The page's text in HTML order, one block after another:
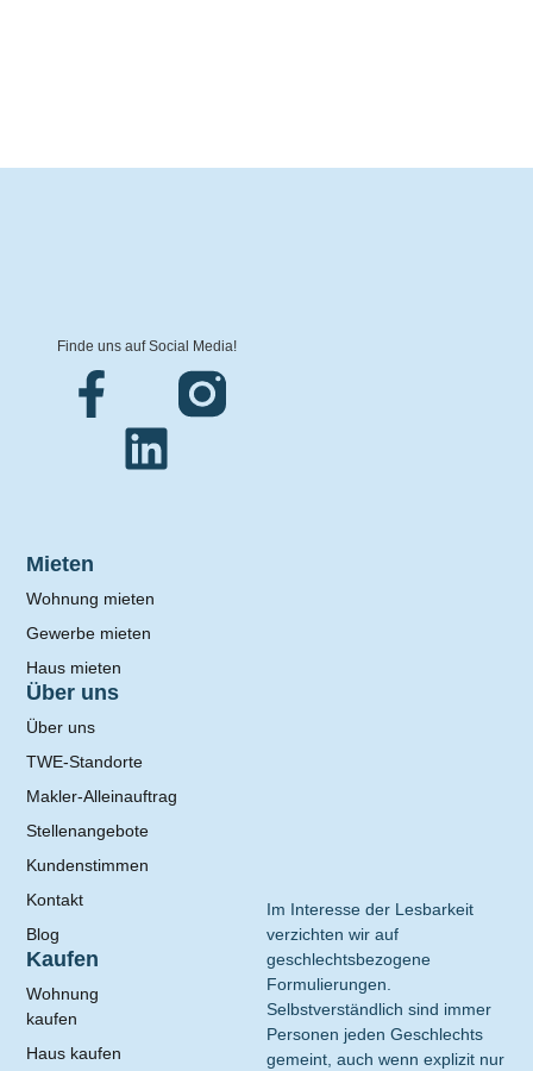
Im Interesse der Lesbarkeit
verzichten wir auf
geschlechtsbezogene
Formulierungen.
Selbstverständlich sind immer
Personen jeden Geschlechts
gemeint, auch wenn explizit nur
Mieten
Wohnung mieten
Gewerbe mieten
Haus mieten
Über uns
Über uns
TWE-Standorte
Makler-Alleinauftrag
Stellenangebote
Kundenstimmen
Kontakt
Blog
Kaufen
Wohnung
kaufen
Haus kaufen
Finde uns auf Social Media!